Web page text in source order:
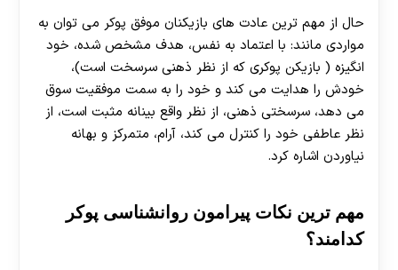
حال از مهم ترین عادت های بازیکنان موفق پوکر می توان به
مواردی مانند: با اعتماد به نفس، هدف مشخص شده، خود
انگیزه ( بازیکن پوکری که از نظر ذهنی سرسخت است)،
خودش را هدایت می کند و خود را به سمت موفقیت سوق
می دهد، سرسختی ذهنی، از نظر واقع بینانه مثبت است، از
نظر عاطفی خود را کنترل می کند، آرام، متمرکز و بهانه
نیاوردن اشاره کرد.
مهم ترین نکات پیرامون روانشناسی پوکر
کدامند؟